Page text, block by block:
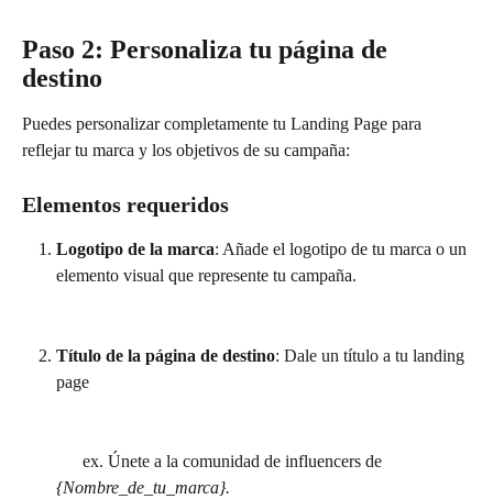
Paso 2: Personaliza tu página de
destino
Puedes personalizar completamente tu Landing Page para
reflejar tu marca y los objetivos de su campaña:
Elementos requeridos
Logotipo de la marca: Añade el logotipo de tu marca o un
elemento visual que represente tu campaña.
Título de la página de destino: Dale un título a tu landing
page
      ex. Únete a la comunidad de influencers de
{Nombre_de_tu_marca}.